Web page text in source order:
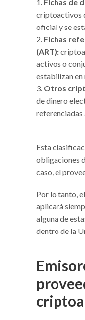
Fichas de
criptoactivos
oficial y se
Fichas
(ART):
activos o
estabilizan en
Otros
de dinero
referenciadas
Esta
obligaciones
caso, el
Por lo tanto,
aplicará
alguna de
dentro de la